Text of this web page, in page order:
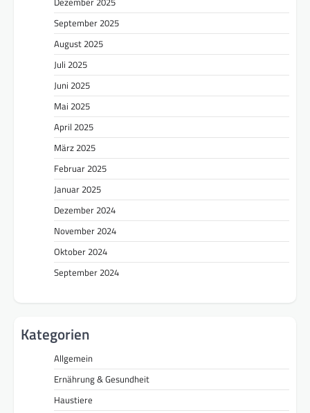
September 2025
August 2025
Juli 2025
Juni 2025
Mai 2025
April 2025
März 2025
Februar 2025
Januar 2025
Dezember 2024
November 2024
Oktober 2024
September 2024
Kategorien
Allgemein
Ernährung & Gesundheit
Haustiere